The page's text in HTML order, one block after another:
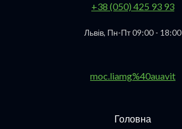
+38 (050) 425 93 93
Львів, Пн-Пт 09:00 - 18:00
moc.liamg%40auavit
Головна